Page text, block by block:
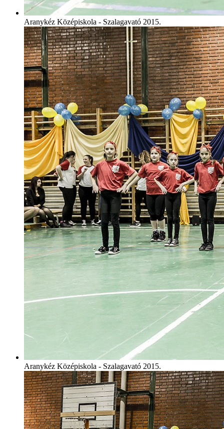
Aranykéz Középiskola - Szalagavató 2015.
Aranykéz Középiskola - Szalagavató 2015.